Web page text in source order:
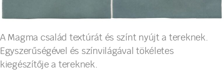
A Magma család textúrát és színt nyújt a tereknek.
Egyszerűségével és színvilágával tökéletes
kiegészítője a tereknek.